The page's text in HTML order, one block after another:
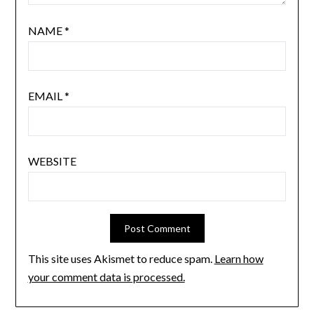
NAME*
EMAIL*
WEBSITE
This site uses Akismet to reduce spam. Learn how
your comment data is processed.